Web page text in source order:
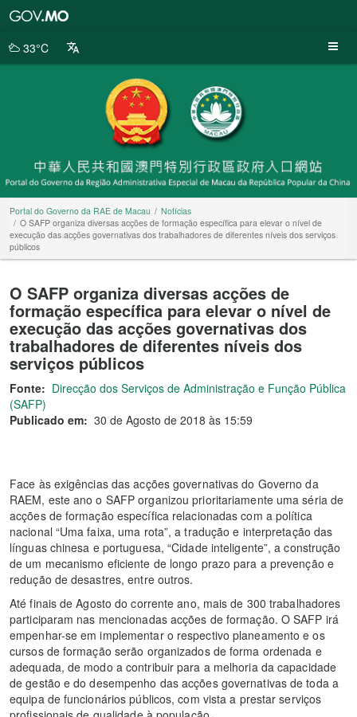
da
33°C
Portal do Governo da RAE de Macau
Notícias
O SAFP organiza diversas acções de formação específica para elevar o nível de
execução das acções governativas dos trabalhadores de diferentes níveis dos serviços
públicos
O SAFP organiza diversas acções de
formação específica para elevar o nível de
execução das acções governativas dos
trabalhadores de diferentes níveis dos
serviços públicos
Fonte: Direcção dos Serviços de Administração e Função Pública
(SAFP)
Publicado em: 30 de Agosto de 2018 às 15:59
Face às exigências das acções governativas do Governo da
RAEM, este ano o SAFP organizou prioritariamente uma séria de
acções de formação específica relacionadas com a política
nacional “Uma faixa, uma rota”, a tradução e interpretação das
línguas chinesa e portuguesa, “Cidade inteligente”, a construção
de um mecanismo eficiente de longo prazo para a prevenção e
redução de desastres, entre outros.
Até finais de Agosto do corrente ano, mais de 300 trabalhadores
participaram nas mencionadas acções de formação. O SAFP irá
empenhar-se em implementar o respectivo planeamento e os
cursos de formação serão organizados de forma ordenada e
adequada, de modo a contribuir para a melhoria da capacidade
de gestão e do desempenho das acções governativas de toda a
equipa de funcionários públicos, com vista a prestar serviços